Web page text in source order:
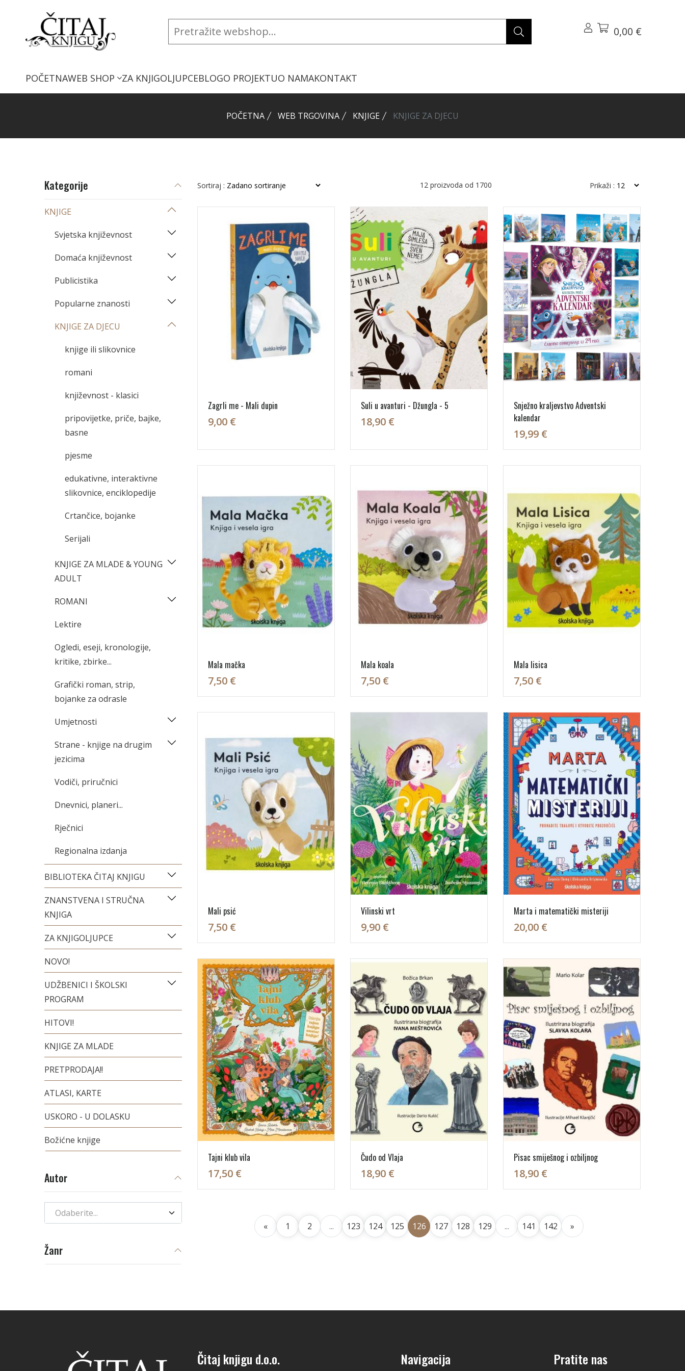
0,00 €
POČETNAWEB SHOP ZA KNJIGOLJUPCEBLOGO PROJEKTUO NAMAKONTAKT
POČETNA WEB TRGOVINA KNJIGE KNJIGE ZA DJECU
Sortiraj : 12 proizvoda od 1700 Prikaži :
Zagrli me - Mali dupin
9,00 €
Suli u avanturi - Džungla - 5
18,90 €
Snježno kraljevstvo Adventski
kalendar
19,99 €
Mala mačka
7,50 €
Mala koala
7,50 €
Mala lisica
7,50 €
Mali psić
7,50 €
Vilinski vrt
9,90 €
Marta i matematički misteriji
20,00 €
Tajni klub vila
17,50 €
Čudo od Vlaja
18,90 €
Pisac smiješnog i ozbiljnog
18,90 €
« 1 2 ... 123 124 125 126 127 128 129 ... 141 142 »
Kategorije
KNJIGE
Svjetska književnost
Domaća književnost
Publicistika
Popularne znanosti
KNJIGE ZA DJECU
knjige ili slikovnice
romani
književnost - klasici
pripovijetke, priče, bajke,
basne
pjesme
edukativne, interaktivne
slikovnice, enciklopedije
Crtančice, bojanke
Serijali
KNJIGE ZA MLADE & YOUNG
ADULT
ROMANI
Lektire
Ogledi, eseji, kronologije,
kritike, zbirke...
Grafički roman, strip,
bojanke za odrasle
Umjetnosti
Strane - knjige na drugim
jezicima
Vodiči, priručnici
Dnevnici, planeri...
Rječnici
Regionalna izdanja
BIBLIOTEKA ČITAJ KNJIGU
ZNANSTVENA I STRUČNA
KNJIGA
ZA KNJIGOLJUPCE
NOVO!
UDŽBENICI I ŠKOLSKI
PROGRAM
HITOVI!
KNJIGE ZA MLADE
PRETPRODAJA!!
ATLASI, KARTE
USKORO - U DOLASKU
Božićne knjige
Autor
Odaberite...
Žanr
Čitaj knjigu d.o.o. Navigacija Pratite nas